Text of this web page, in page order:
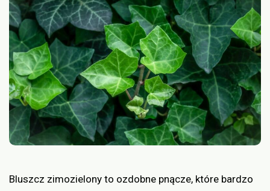
Bluszcz zimozielony to ozdobne pnącze, które bardzo